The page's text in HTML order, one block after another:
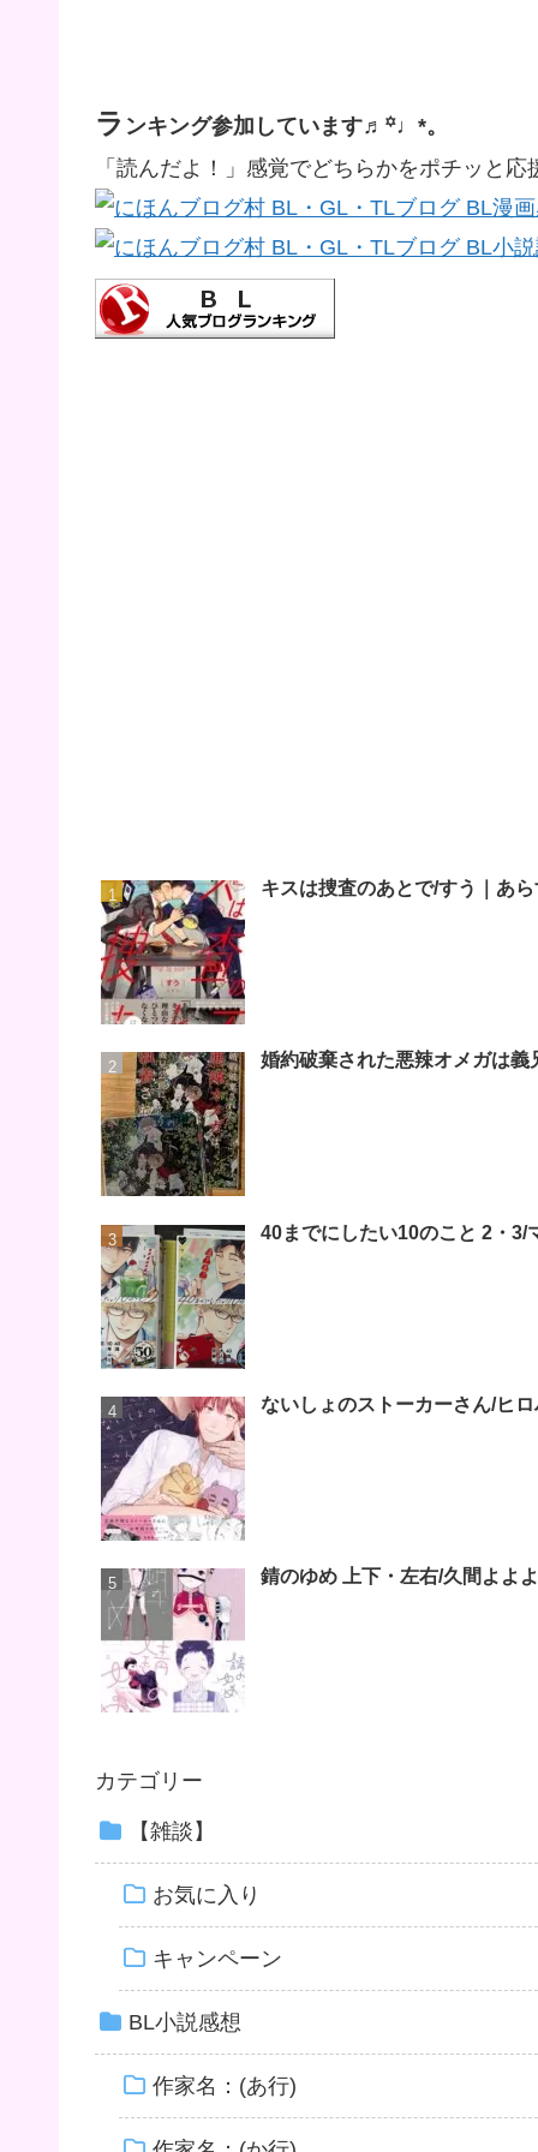
ラ ンキング参加しています♬꙳♩*。
「読んだよ！」感覚でどちらかをポチッと
キスは捜査のあとで/すう｜あ
婚約破棄された悪辣オメガは
40までにしたい10のこと 2・3/
ないしょのストーカーさん/ヒ
錆のゆめ 上下・左右/久間よよよ
カテゴリー
【雑談】
お気に入り
キャンペーン
BL小説感想
作家名：(あ行)